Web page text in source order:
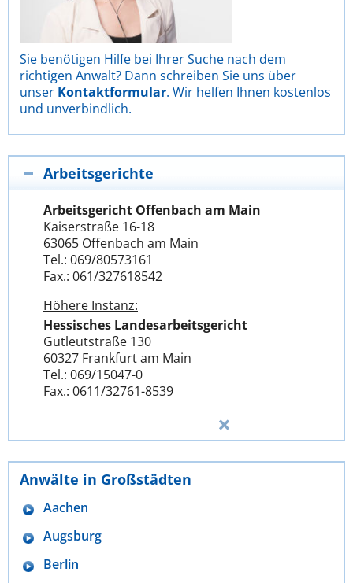
Sie benötigen Hilfe bei Ihrer Suche nach dem
richtigen Anwalt? Dann schreiben Sie uns über
unser Kontaktformular. Wir helfen Ihnen kostenlos
und unverbindlich.
Arbeitsgerichte
Arbeitsgericht Offenbach am Main
Kaiserstraße 16-18
63065 Offenbach am Main
Tel.: 069/80573161
Fax.: 061/327618542
Höhere Instanz:
Hessisches Landesarbeitsgericht
Gutleutstraße 130
60327 Frankfurt am Main
Tel.: 069/15047-0
Fax.: 0611/32761-8539
Anwälte in Großstädten
Aachen
Augsburg
Berlin